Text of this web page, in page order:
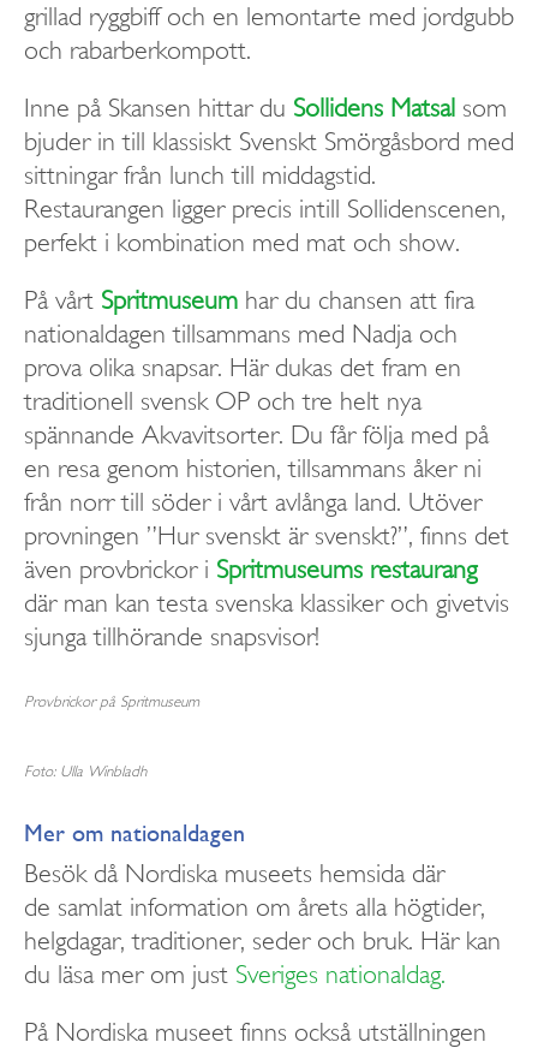
grillad ryggbiff och en lemontarte med jordgubb
och rabarberkompott.
Inne på Skansen hittar du Sollidens Matsal som
bjuder in till klassiskt Svenskt Smörgåsbord med
sittningar från lunch till middagstid.
Restaurangen ligger precis intill Sollidenscenen,
perfekt i kombination med mat och show.
På vårt Spritmuseum har du chansen att fira
nationaldagen tillsammans med Nadja och
prova olika snapsar. Här dukas det fram en
traditionell svensk OP och tre helt nya
spännande Akvavitsorter. Du får följa med på
en resa genom historien, tillsammans åker ni
från norr till söder i vårt avlånga land. Utöver
provningen ”Hur svenskt är svenskt?”, finns det
även provbrickor i Spritmuseums restaurang
där man kan testa svenska klassiker och givetvis
sjunga tillhörande snapsvisor!
Provbrickor på Spritmuseum
Foto: Ulla Winbladh
Mer om nationaldagen
Besök då Nordiska museets hemsida där
de samlat information om årets alla högtider,
helgdagar, traditioner, seder och bruk. Här kan
du läsa mer om just Sveriges nationaldag.
På Nordiska museet finns också utställningen